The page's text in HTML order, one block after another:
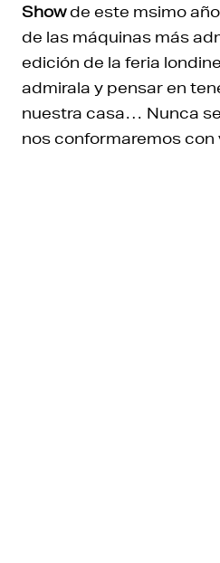
Showde este msimo
de las máquinas más
edición de la feria
admirala y pensar en
nuestra casa… Nunca
nos conformaremos